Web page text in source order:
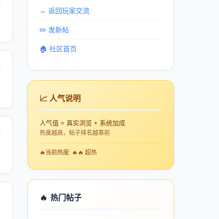
← 返回玩家交流
✏️ 发新帖
🏠 社区首页
📈 人气说明
人气值 = 真实浏览 + 系统加成
热度越高，帖子排名越靠前
🔥 当前热度: 🔥🔥 超热
🔥 热门帖子